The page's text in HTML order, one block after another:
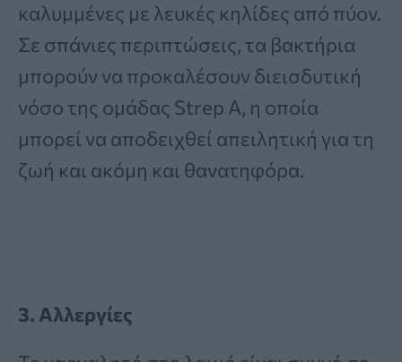
καλυμμένες με λευκές κηλίδες από πύον.
Σε σπάνιες περιπτώσεις, τα βακτήρια
μπορούν να προκαλέσουν διεισδυτική
νόσο της ομάδας Strep A, η οποία
μπορεί να αποδειχθεί απειλητική για τη
ζωή και ακόμη και θανατηφόρα.
3. Αλλεργίες